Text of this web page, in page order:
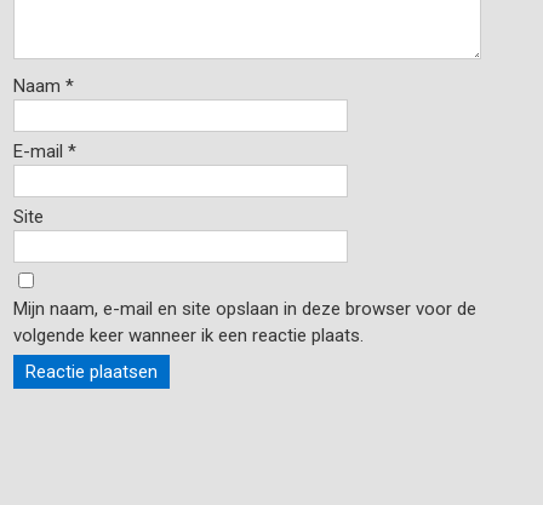
Naam*
E-mail*
Site
Mijn naam, e-mail en site opslaan in deze browser voor de
volgende keer wanneer ik een reactie plaats.